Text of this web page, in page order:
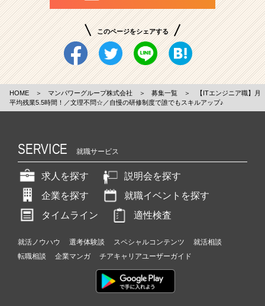
このページをシェアする
HOME ＞ マンパワーグループ株式会社 ＞ 募集一覧 ＞
【ITエンジニア職】月
平均残業5.5時間！／文理不問☆／自慢の研修制度で誰でもスキルアップ♪
SERVICE 就職サービス
求人を探す
説明会を探す
企業を探す
就職イベントを探す
タイムライン
適性検査
就活ノウハウ 選考体験談 スペシャルコンテンツ
就活相談
転職相談
企業マンガ チアキャリアユーザーガイド